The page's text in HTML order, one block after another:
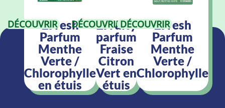
2Fresh
Parfum
Menthe
Verte /
Chlorophylle
en étuis
DÉCOUVRIR
2Fruity
parfum
Fraise
Citron
Vert en
étuis
DÉCOUVRIR
2Fresh
Parfum
Menthe
Verte /
Chlorophylle
DÉCOUVRIR